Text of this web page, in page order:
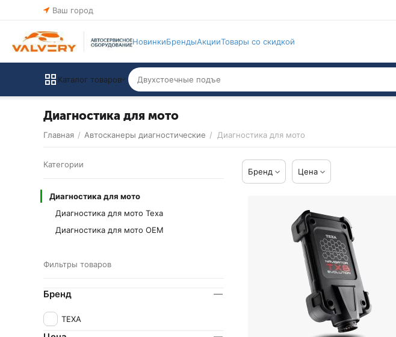
Ваш город
НовинкиБрендыАкцииТовары со скидкой
Каталог товаров
Диагностика для мото
Главная / Автосканеры диагностические / Диагностика для мото
Бренд Цена
Категории
Диагностика для мото
Диагностика для мото Texa
Диагностика для мото OEM
Фильтры товаров
Бренд
TEXA